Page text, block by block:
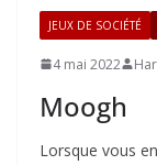
JEUX DE SOCIÉTÉ
4 mai 2022
Moogh
Lorsque vous